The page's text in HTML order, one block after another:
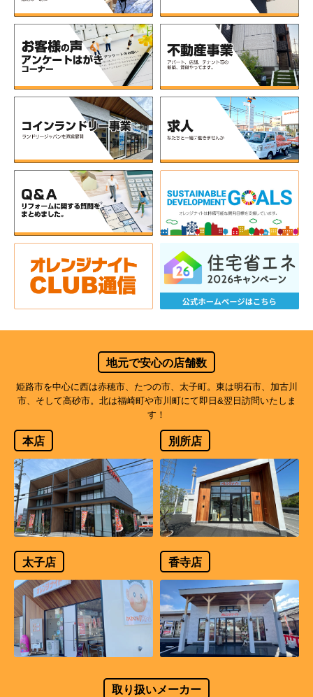
地元で安心の店舗数
姫路市を中心に西は赤穂市、たつの市、太子町。東は明石市、加古川
市、そして高砂市。北は福崎町や市川町にて即日&翌日訪問いたしま
す！
本店 別所店
太子店 香寺店
取り扱いメーカー